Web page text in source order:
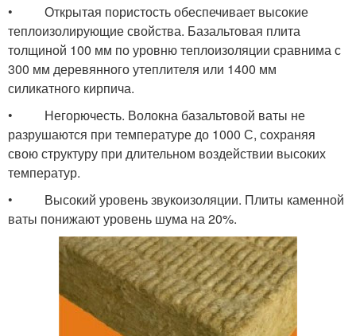
• Открытая пористость обеспечивает высокие
теплоизолирующие свойства. Базальтовая плита
толщиной 100 мм по уровню теплоизоляции сравнима с
300 мм деревянного утеплителя или 1400 мм
силикатного кирпича.
• Негорючесть. Волокна базальтовой ваты не
разрушаются при температуре до 1000 С, сохраняя
свою структуру при длительном воздействии высоких
температур.
• Высокий уровень звукоизоляции. Плиты каменной
ваты понижают уровень шума на 20%.